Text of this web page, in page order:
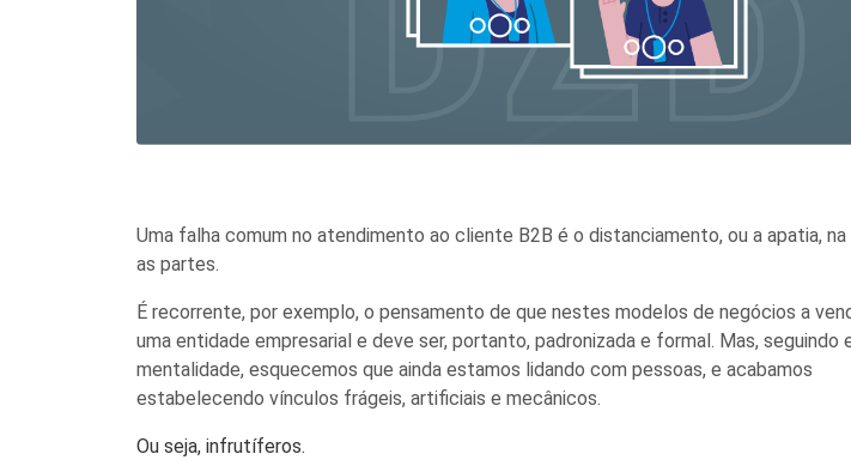
Uma falha comum no atendimento ao cliente B2B é o distanciamento, ou a apatia,
as partes.
É recorrente, por exemplo, o pensamento de que nestes modelos de negócios a
uma entidade empresarial e deve ser, portanto, padronizada e formal . Mas, seguindo
mentalidade, esquecemos que ainda estamos lidando com pessoas, e acabamos
estabelecendo vínculos frágeis, artificiais e mecânicos.
Ou seja, infrutíferos.